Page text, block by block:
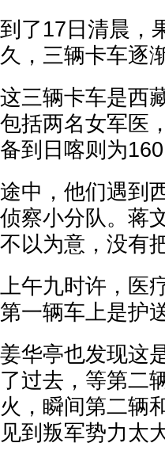
到了17日清晨，
久，三辆卡车逐
这三辆卡车是西
包括两名女军医
备到日喀则为
途中，他们遇到
侦察小分队。蒋
不以为意，没有
上午九时许，医
第一辆车上是护
姜华亭也发现这
了过去，等第二
火，瞬间第二辆
见到叛军势力太